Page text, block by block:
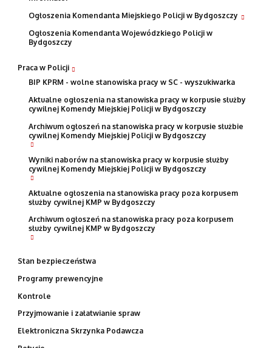
Ogłoszenia Komendanta Miejskiego Policji w Bydgoszczy
Ogłoszenia Komendanta Wojewódzkiego Policji w
Bydgoszczy
Praca w Policji
BIP KPRM - wolne stanowiska pracy w SC - wyszukiwarka
Aktualne ogłoszenia na stanowiska pracy w korpusie służby
cywilnej Komendy Miejskiej Policji w Bydgoszczy
Archiwum ogłoszeń na stanowiska pracy w korpusie służbie
cywilnej Komendy Miejskiej Policji w Bydgoszczy
Wyniki naborów na stanowiska pracy w korpusie służby
cywilnej Komendy Miejskiej Policji w Bydgoszczy
Aktualne ogłoszenia na stanowiska pracy poza korpusem
służby cywilnej KMP w Bydgoszczy
Archiwum ogłoszeń na stanowiska pracy poza korpusem
służby cywilnej KMP w Bydgoszczy
Stan bezpieczeństwa
Programy prewencyjne
Kontrole
Przyjmowanie i załatwianie spraw
Elektroniczna Skrzynka Podawcza